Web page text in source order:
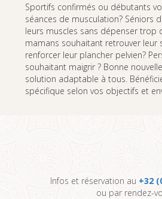
Sportifs confirmés ou débutants
séances de musculation? Séniors
leurs muscles sans dépenser trop
mamans souhaitant retrouver leur
renforcer leur plancher pelvien?
souhaitant maigrir ? Bonne
solution adaptable à tous.
spécifique selon vos objectifs et
Infos et réservation au +32
ou par rendez-